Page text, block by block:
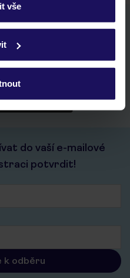
cookie naleznete v
vše
TUI
nabídek
zobrazené nabídky
o tvé rezervaci v myTUI
do vaší e-mailové
potvrdit!
k odběru